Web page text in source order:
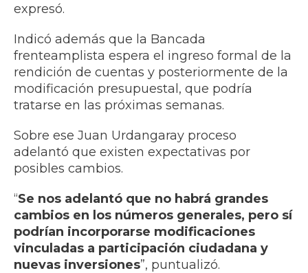
expresó.
Indicó además que la Bancada
frenteamplista espera el ingreso formal de la
rendición de cuentas y posteriormente de la
modificación presupuestal, que podría
tratarse en las próximas semanas.
Sobre ese Juan Urdangaray proceso
adelantó que existen expectativas por
posibles cambios.
“Se nos adelantó que no habrá grandes
cambios en los números generales, pero sí
podrían incorporarse modificaciones
vinculadas a participación ciudadana y
nuevas inversiones”, puntualizó.